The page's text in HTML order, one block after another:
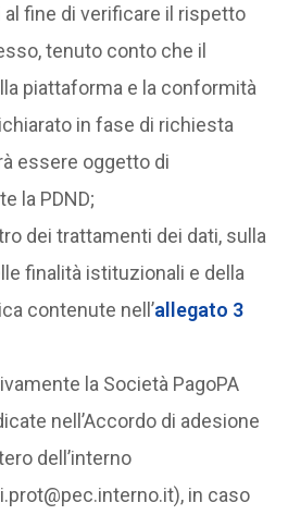
fine di verificare il rispetto
tenuto conto che il
piattaforma e la conformità
in fase di richiesta
essere oggetto di
la PDND;
dei trattamenti dei dati, sulla
finalità istituzionali e della
contenute nell’allegato 3
la Società PagoPA
nell’Accordo di adesione
dell’interno
in caso